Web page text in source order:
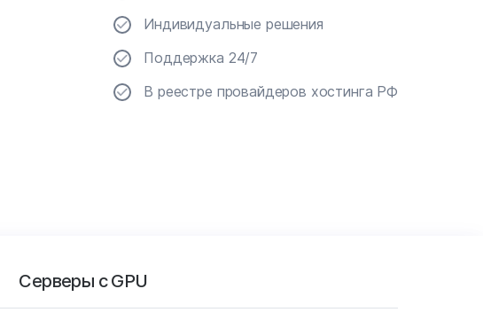
Индивидуальные решения
Поддержка 24/7
В реестре провайдеров хостинга РФ
Серверы с GPU